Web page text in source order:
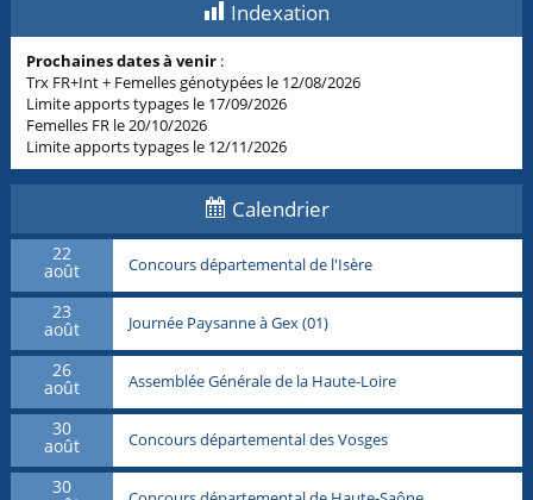
Indexation
Prochaines dates à venir :
Trx FR+Int + Femelles génotypées le 12/08/2026
Limite apports typages le 17/09/2026
Femelles FR le 20/10/2026
Limite apports typages le 12/11/2026
Calendrier
22
août Concours départemental de l'Isère
23
août Journée Paysanne à Gex (01)
26
août Assemblée Générale de la Haute-Loire
30
août Concours départemental des Vosges
30